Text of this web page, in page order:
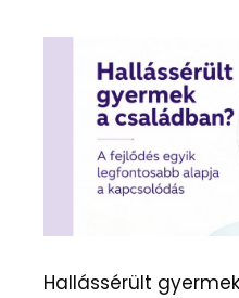
Hallássérült